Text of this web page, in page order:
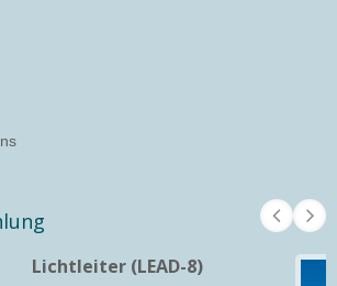
Lichtleiter (LEAD-8)